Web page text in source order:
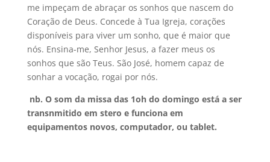
me impeçam de abraçar os sonhos que nascem do
Coração de Deus. Concede à Tua Igreja, corações
disponíveis para viver um sonho, que é maior que
nós. Ensina-me, Senhor Jesus, a fazer meus os
sonhos que são Teus. São José, homem capaz de
sonhar a vocação, rogai por nós.
nb. O som da missa das 1oh do domingo está a ser
transnmitido em stero e funciona em
equipamentos novos, computador, ou tablet.